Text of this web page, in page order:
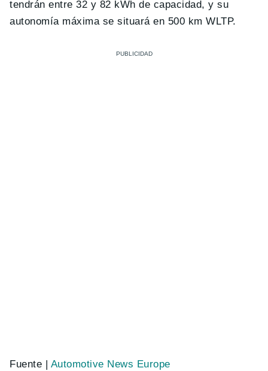
tendrán entre 32 y 82 kWh de capacidad, y su
autonomía máxima se situará en 500 km WLTP.
Fuente | Automotive News Europe